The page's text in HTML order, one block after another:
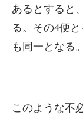
あるとすると
る。その4便
も同一となる。
このような不